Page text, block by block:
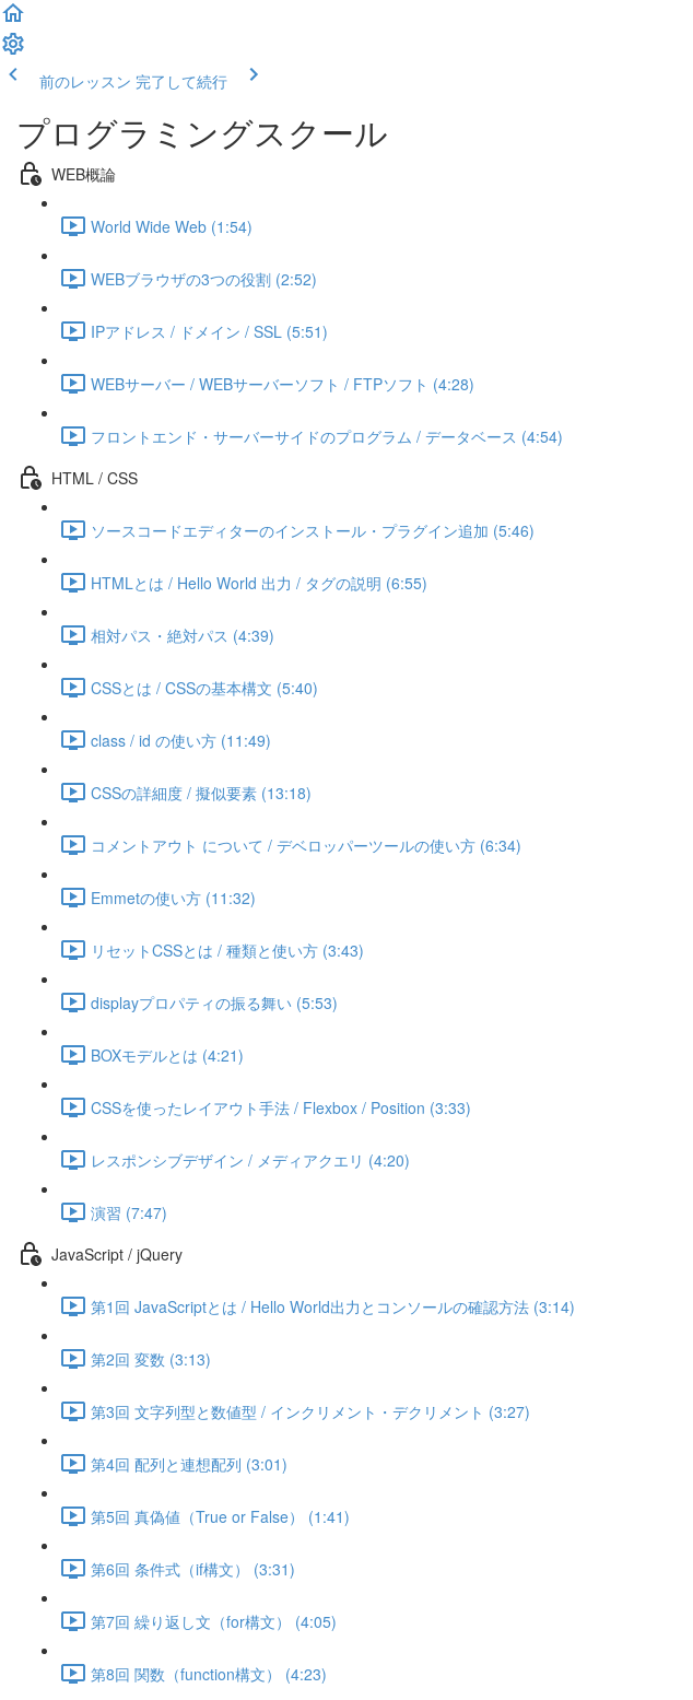
前のレッスン 完了して続行
プログラミングスクール
WEB概論
World Wide Web (1:54)
WEBブラウザの3つの役割 (2:52)
IPアドレス / ドメイン / SSL (5:51)
WEBサーバー / WEBサーバーソフト / FTPソフト (4:28)
フロントエンド・サーバーサイドのプログラム / データベース (4:54)
HTML / CSS
ソースコードエディターのインストール・プラグイン追加 (5:46)
HTMLとは / Hello World 出力 / タグの説明 (6:55)
相対パス・絶対パス (4:39)
CSSとは / CSSの基本構文 (5:40)
class / id の使い方 (11:49)
CSSの詳細度 / 擬似要素 (13:18)
コメントアウト について / デベロッパーツールの使い方 (6:34)
Emmetの使い方 (11:32)
リセットCSSとは / 種類と使い方 (3:43)
displayプロパティの振る舞い (5:53)
BOXモデルとは (4:21)
CSSを使ったレイアウト手法 / Flexbox / Position (3:33)
レスポンシブデザイン / メディアクエリ (4:20)
演習 (7:47)
JavaScript / jQuery
第1回 JavaScriptとは / Hello World出力とコンソールの確認方法 (3:14)
第2回 変数 (3:13)
第3回 文字列型と数値型 / インクリメント・デクリメント (3:27)
第4回 配列と連想配列 (3:01)
第5回 真偽値（True or False） (1:41)
第6回 条件式（if構文） (3:31)
第7回 繰り返し文（for構文） (4:05)
第8回 関数（function構文） (4:23)